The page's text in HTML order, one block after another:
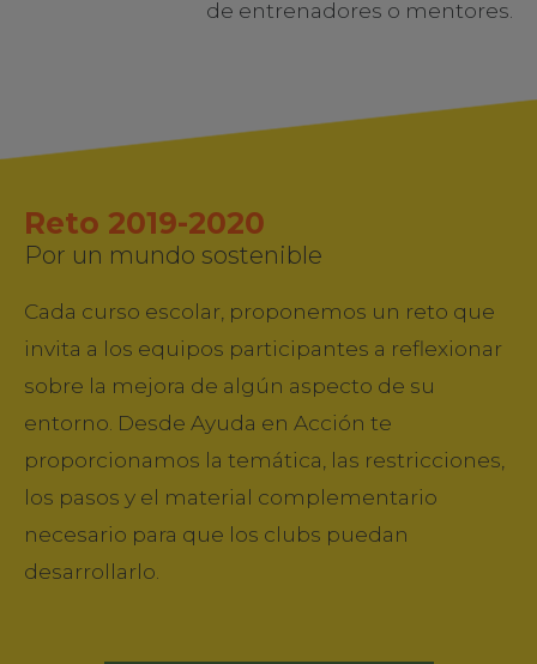
de entrenadores o mentores.
Reto 2019-2020
Por un mundo sostenible
Cada curso escolar, proponemos un reto que
invita a los equipos participantes a reflexionar
sobre la mejora de algún aspecto de su
entorno. Desde Ayuda en Acción te
proporcionamos la temática, las restricciones,
los pasos y el material complementario
necesario para que los clubs puedan
desarrollarlo.